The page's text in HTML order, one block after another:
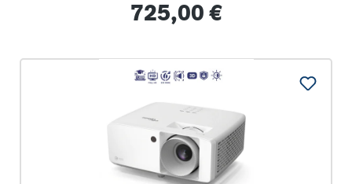
Regulärer Preis:
725,00 €